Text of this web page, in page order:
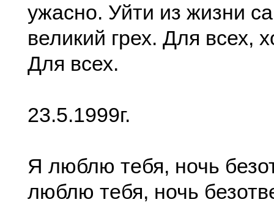
ужасно. Уйти из жизни
великий грех. Для всех,
Для всех.
23.5.1999г.
Я люблю тебя, ночь
люблю тебя, ночь